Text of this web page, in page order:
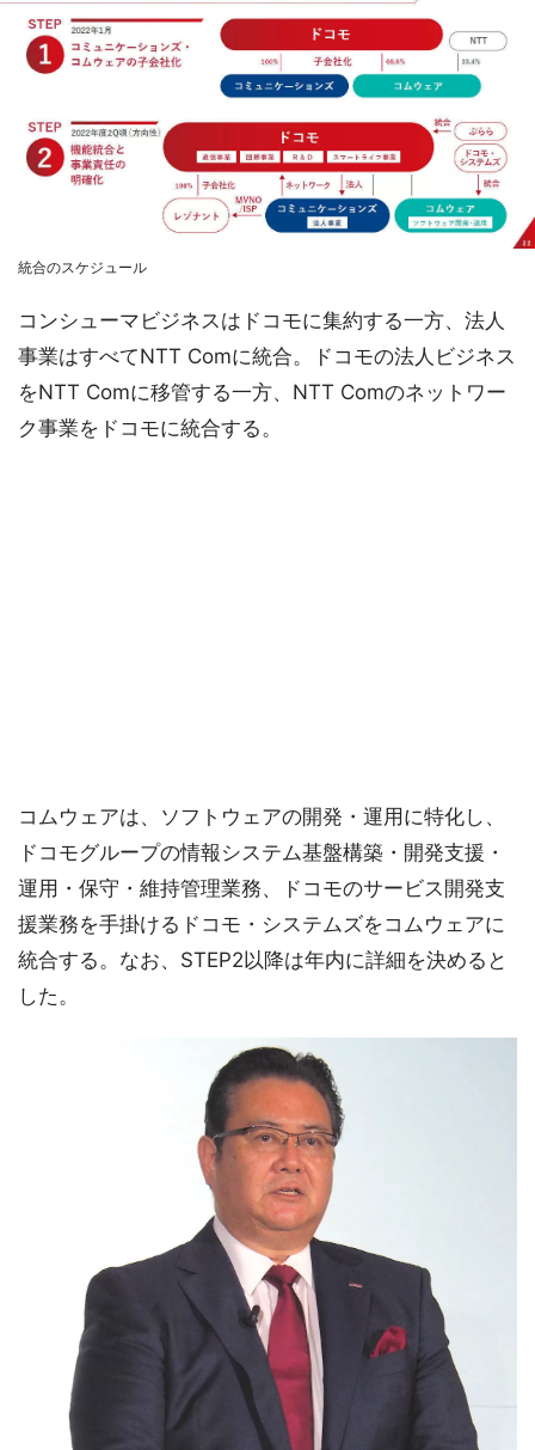
統合のスケジュール
コンシューマビジネスはドコモに集約する一方、法人
事業はすべてNTT Comに統合。ドコモの法人ビジネス
をNTT Comに移管する一方、NTT Comのネットワー
ク事業をドコモに統合する。
コムウェアは、ソフトウェアの開発・運用に特化し、
ドコモグループの情報システム基盤構築・開発支援・
運用・保守・維持管理業務、ドコモのサービス開発支
援業務を手掛けるドコモ・システムズをコムウェアに
統合する。なお、STEP2以降は年内に詳細を決めると
した。